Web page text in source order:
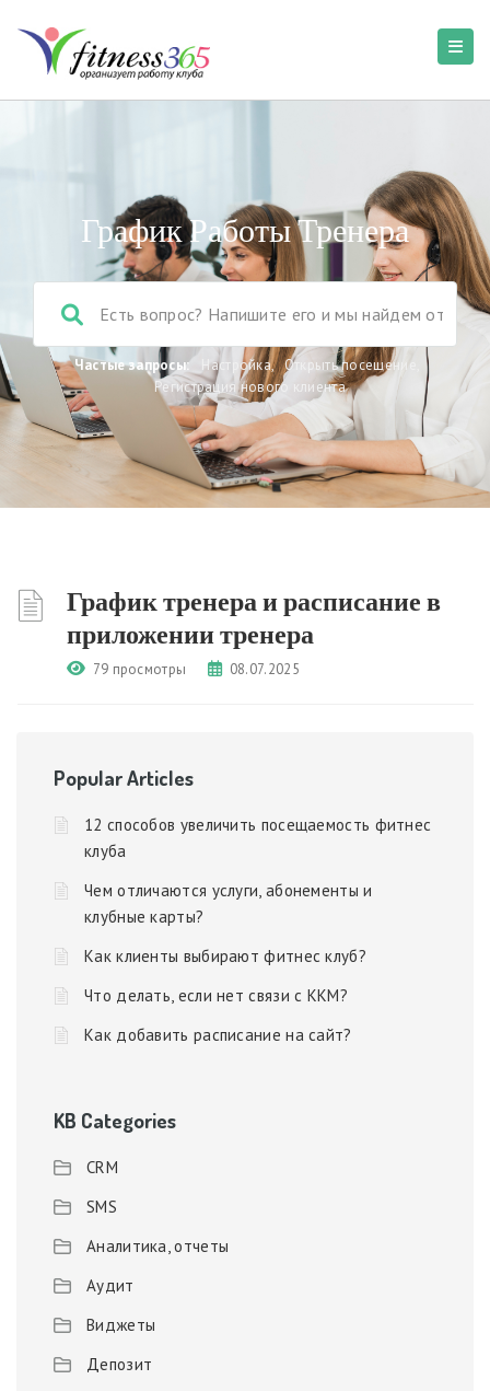
График Работы Тренера
Частые запросы: Настройка, Открыть посещение
Регистрация нового клиента
График тренера и расписание в
приложении тренера
79 просмотры 08.07.2025
Popular Articles
12 способов увеличить посещаемость фитнес
клуба
Чем отличаются услуги, абонементы и
клубные карты?
Как клиенты выбирают фитнес клуб?
Что делать, если нет связи с ККМ?
Как добавить расписание на сайт?
KB Categories
CRM
SMS
Аналитика, отчеты
Аудит
Виджеты
Депозит